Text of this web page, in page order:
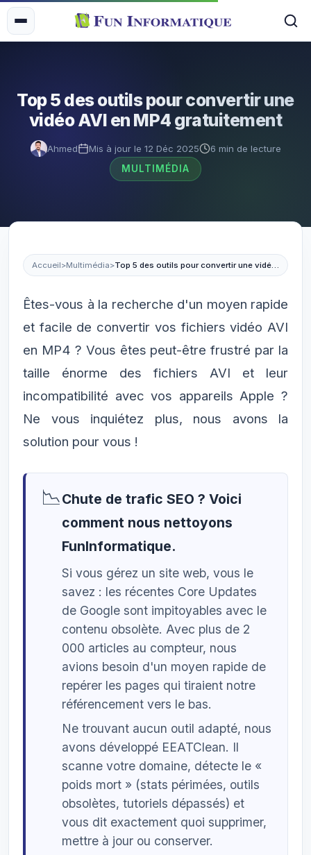
Top 5 des outils pour convertir une
vidéo AVI en MP4 gratuitement
Ahmed Mis à jour le 12 Déc 2025
6 min de lecture
MULTIMÉDIA
Accueil>Multimédia> Top 5 des outils pour convertir une vidéo AVI en MP4 gratuitement
Êtes-vous à la recherche d'un moyen rapide
et facile de convertir vos fichiers vidéo AVI
en MP4 ? Vous êtes peut-être frustré par la
taille énorme des fichiers AVI et leur
incompatibilité avec vos appareils Apple ?
Ne vous inquiétez plus, nous avons la
solution pour vous !
📉Chute de trafic SEO ? Voici
comment nous nettoyons
FunInformatique.
Si vous gérez un site web, vous le
savez : les récentes Core Updates
de Google sont impitoyables avec le
contenu obsolète. Avec plus de 2
000 articles au compteur, nous
avions besoin d'un moyen rapide de
repérer les pages qui tiraient notre
référencement vers le bas.
Ne trouvant aucun outil adapté, nous
avons développé EEATClean. Il
scanne votre domaine, détecte le «
poids mort » (stats périmées, outils
obsolètes, tutoriels dépassés) et
vous dit exactement quoi supprimer,
mettre à jour ou conserver.